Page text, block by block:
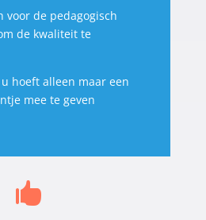
voor de pedagogisch
de kwaliteit te
hoeft alleen maar een
mee te geven
